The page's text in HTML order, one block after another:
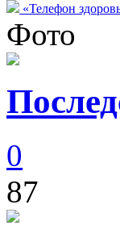
«Телефон
Фото
0
87